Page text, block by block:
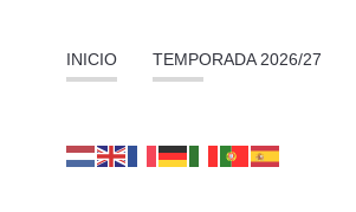
INICIO TEMPORADA 2026/27